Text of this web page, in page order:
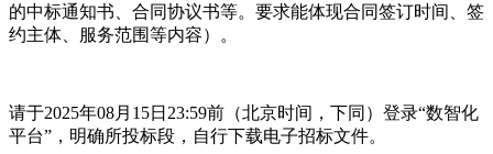
的中标通知书、合同协议书等。要求能体现合同签订时间、签
约主体、服务范围等内容）。
请于2025年08月15日23:59前（北京时间，下同）登录“数智化
平台”，明确所投标段，自行下载电子招标文件。